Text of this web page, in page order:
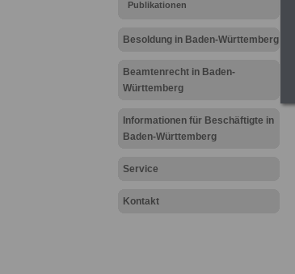
Publikationen
Besoldung in Baden-Württemberg
Beamtenrecht in Baden-
Württemberg
Informationen für Beschäftigte in
Baden-Württemberg
Service
Kontakt